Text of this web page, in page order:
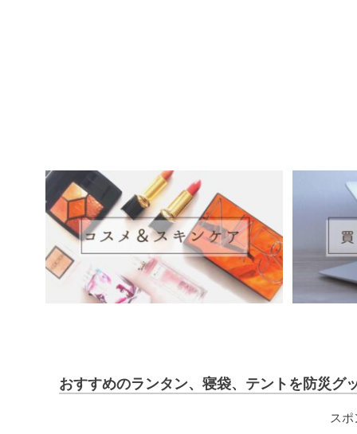
おすすめのランタン、寝袋、テントを防災グ
ス